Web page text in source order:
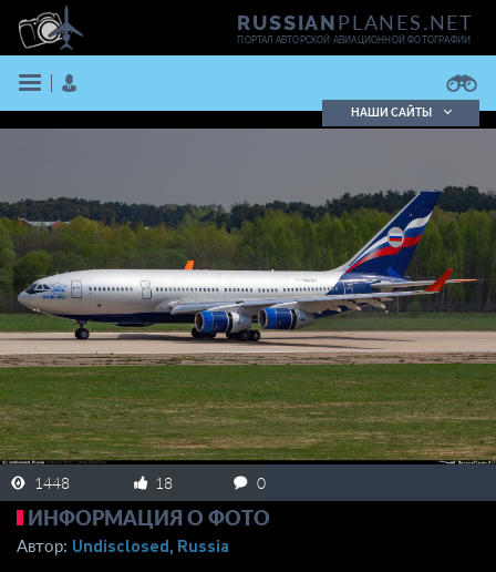
RUSSIANPLANES.NET
ПОРТАЛ АВТОРСКОЙ АВИАЦИОННОЙ ФОТОГРАФИИ
ВОЙТИ
ЗАРЕГИСТРИРОВАТЬСЯ
Подробно
НАШИ САЙТЫ
1448 18 0
ИНФОРМАЦИЯ О ФОТО
Автор: Undisclosed, Russia